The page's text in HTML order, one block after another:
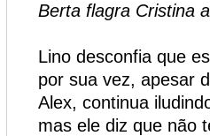
Berta flagra Cristina
Lino desconfia que
por sua vez, apesar
Alex, continua
mas ele diz que não